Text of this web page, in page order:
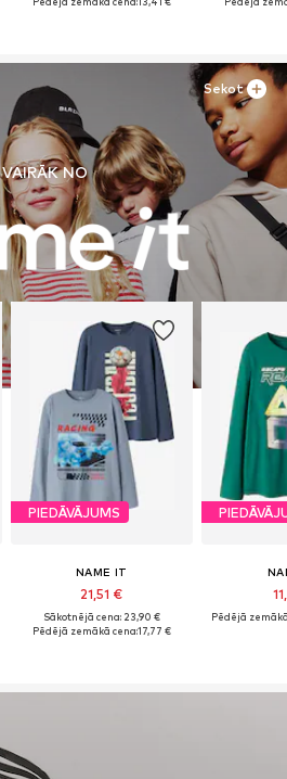
VAIRĀK NO
PIEDĀVĀJUMS
NAME IT
21,51 €
Sākotnējā cena: 23,90 €
Pēdējā zemākā cena:17,77 €
Pēdējā
Sekot